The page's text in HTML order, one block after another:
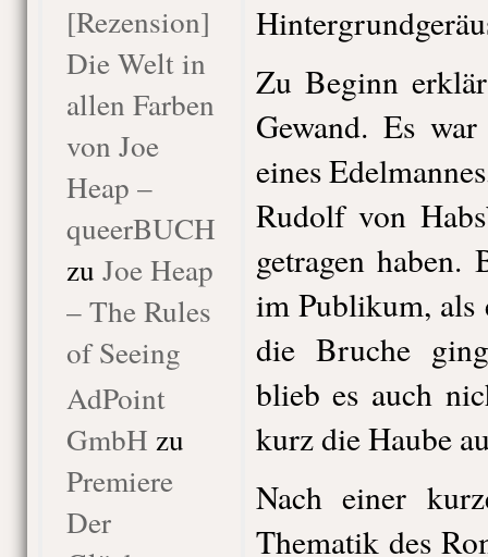
[Rezension]
Die Welt in
allen Farben
von Joe
Heap –
queerBUCH
zu Joe Heap
– The Rules
of Seeing
AdPoint
GmbH zu
Premiere
Der
Zu Beginn
Gewand. Es
eines
Rudolf von
getragen haben.
im Publikum, als
die Bruche
blieb es auch
kurz die Haube
Nach einer
Thematik des